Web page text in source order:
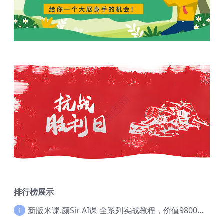
排行榜展示
1 新版米课.颜Sir AI课 全系列实战教程，价值9800，跨境首选！【Ag-0052】